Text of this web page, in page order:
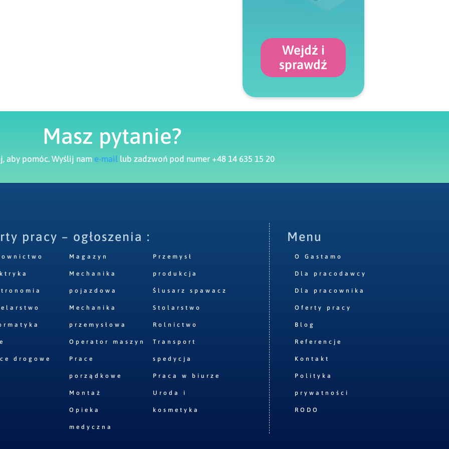
Wejdź i
sprawdź
Masz pytanie?
aby pomóc. Wyślij nam e-mail lub zadzwoń pod numer +48 14 635 15 20
pracy – ogłoszenia :
drogowe
Magazyn
Mechanika
pojazdowa
Mechanika
przemysłowa
Operator maszyn
Prace
porządkowe
Montaż
Opieka
medyczna
Przemysł
produkcja
Ślusarz spawacz
Stolarstwo
Rolnictwo
Transport
spedycja
Praca w biurze
Uroda i
kosmetyka
Menu
O Gastamo
Dla pracodawcy
Dla pracownika
Oferty pracy
Blog
Referencje
Kontakt
Polityka
prywatności
RODO